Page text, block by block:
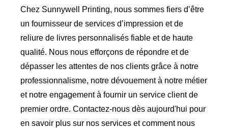
Chez Sunnywell Printing, nous sommes fiers d’être
un fournisseur de services d’impression et de
reliure de livres personnalisés fiable et de haute
qualité. Nous nous efforçons de répondre et de
dépasser les attentes de nos clients grâce à notre
professionnalisme, notre dévouement à notre métier
et notre engagement à fournir un service client de
premier ordre. Contactez-nous dès aujourd'hui pour
en savoir plus sur nos services et comment nous